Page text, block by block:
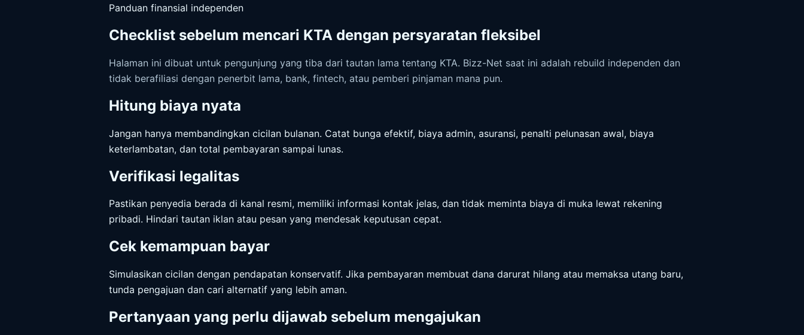
Panduan finansial independen
Checklist sebelum mencari KTA dengan persyaratan fleksibel
Halaman ini dibuat untuk pengunjung yang tiba dari tautan lama tentang KTA. Bizz-Net saat ini adalah rebuild independen dan
tidak berafiliasi dengan penerbit lama, bank, fintech, atau pemberi pinjaman mana pun.
Hitung biaya nyata
Jangan hanya membandingkan cicilan bulanan. Catat bunga efektif, biaya admin, asuransi, penalti pelunasan awal, biaya
keterlambatan, dan total pembayaran sampai lunas.
Verifikasi legalitas
Pastikan penyedia berada di kanal resmi, memiliki informasi kontak jelas, dan tidak meminta biaya di muka lewat rekening
pribadi. Hindari tautan iklan atau pesan yang mendesak keputusan cepat.
Cek kemampuan bayar
Simulasikan cicilan dengan pendapatan konservatif. Jika pembayaran membuat dana darurat hilang atau memaksa utang baru,
tunda pengajuan dan cari alternatif yang lebih aman.
Pertanyaan yang perlu dijawab sebelum mengajukan